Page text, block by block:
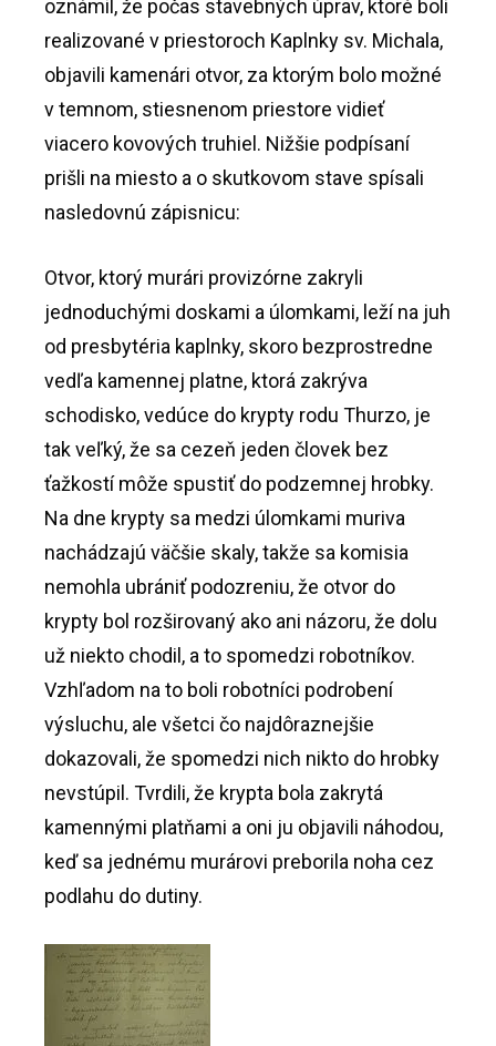
oznámil, že počas stavebných úprav, ktoré boli
realizované v priestoroch Kaplnky sv. Michala,
objavili kamenári otvor, za ktorým bolo možné
v temnom, stiesnenom priestore vidieť
viacero kovových truhiel. Nižšie podpísaní
prišli na miesto a o skutkovom stave spísali
nasledovnú zápisnicu:
Otvor, ktorý murári provizórne zakryli
jednoduchými doskami a úlomkami, leží na juh
od presbytéria kaplnky, skoro bezprostredne
vedľa kamennej platne, ktorá zakrýva
schodisko, vedúce do krypty rodu Thurzo, je
tak veľký, že sa cezeň jeden človek bez
ťažkostí môže spustiť do podzemnej hrobky.
Na dne krypty sa medzi úlomkami muriva
nachádzajú väčšie skaly, takže sa komisia
nemohla ubrániť podozreniu, že otvor do
krypty bol rozširovaný ako ani názoru, že dolu
už niekto chodil, a to spomedzi robotníkov.
Vzhľadom na to boli robotníci podrobení
výsluchu, ale všetci čo najdôraznejšie
dokazovali, že spomedzi nich nikto do hrobky
nevstúpil. Tvrdili, že krypta bola zakrytá
kamennými platňami a oni ju objavili náhodou,
keď sa jednému murárovi preborila noha cez
podlahu do dutiny.